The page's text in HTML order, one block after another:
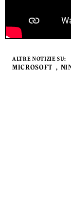
ALTRE NOTIZIE SU:
MICROSOFT